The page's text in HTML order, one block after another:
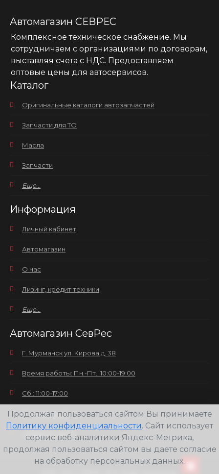
Автомагазин СЕВРЕС
Комплексное техническое снабжение. Мы
сотрудничаем с организациями по договорам,
выставляя счета с НДС. Предоставляем
оптовые цены для автосервисов.
Каталог
Оригинальные каталоги автозапчастей
Запчасти для ТО
Масла
Запчасти
Еще...
Информация
Личный кабинет
Автомагазин
О нас
Лизинг, кредит техники
Еще...
Автомагазин СевРес
Г. Мурманск ул. Кирова д. 38
Время работы: Пн.-Пт.: 10:00-19:00
Сб.: 11:00-17:00
Вс.: выходной
+7(8152) 25-30-58
Продолжая пользоваться сайтом Вы принимаете
Политику конфиденциальности. Сайт использует
сервис веб-аналитики Яндекс-Метрика,
продолжая пользоваться сайтом вы даете согласие
на обработку персональных данных.